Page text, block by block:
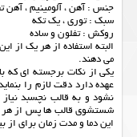
جنس : آهن ، آلومینیم ، آهن
سبک : توری ، یک تکه
روکش : تفلون و ساده
البته استفاده از هر یک از
می دهند.
یکی از نکات برجسته ای که
عهده دارد دقت لازم را
نشود و به قالب نچسبد
شستشوی قالب ها پس از هر
این دما و مدت زمان برای از